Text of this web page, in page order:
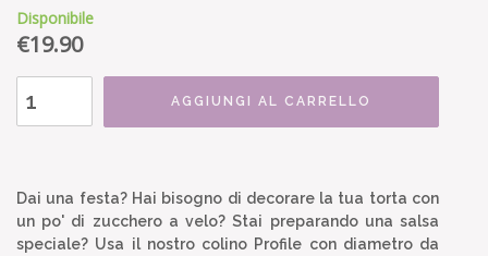
Disponibile
€19.90
AGGIUNGI AL CARRELLO
Dai una festa? Hai bisogno di decorare la tua torta con
un po' di zucchero a velo? Stai preparando una salsa
speciale? Usa il nostro colino Profile con diametro da